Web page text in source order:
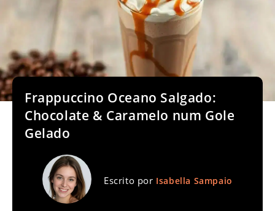
Frappuccino Oceano Salgado:
Chocolate & Caramelo num Gole
Gelado
Escrito por Isabella Sampaio